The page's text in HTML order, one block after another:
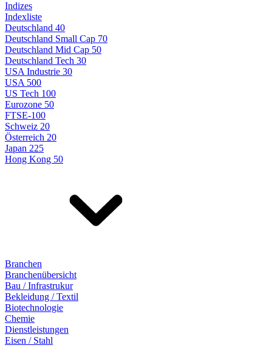
Indizes
Indexliste
Deutschland 40
Deutschland Small Cap 70
Deutschland Mid Cap 50
Deutschland Tech 30
USA Industrie 30
USA 500
US Tech 100
Eurozone 50
FTSE-100
Schweiz 20
Österreich 20
Japan 225
Hong Kong 50
Branchen
Branchenübersicht
Bau / Infrastrukur
Bekleidung / Textil
Biotechnologie
Chemie
Dienstleistungen
Eisen / Stahl